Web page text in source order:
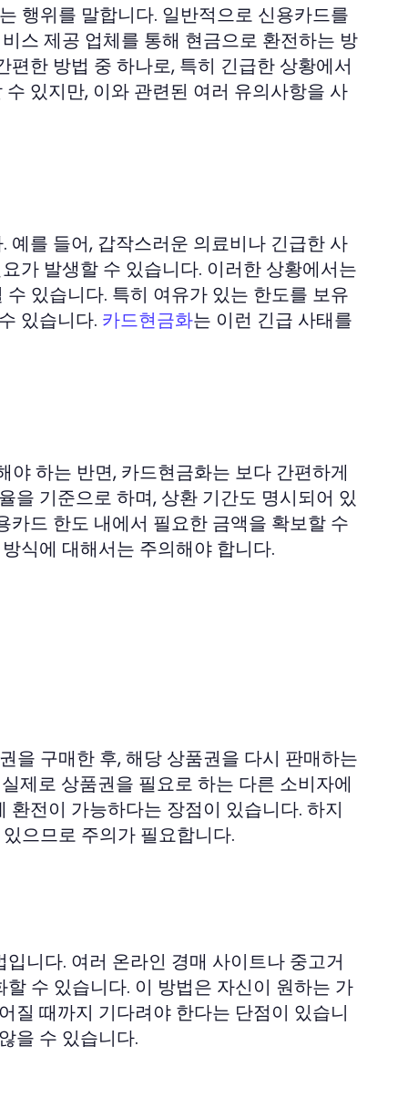
행위를 말합니다. 일반적으로 신용카드를
스 제공 업체를 통해 현금으로 환전하는 방
한 방법 중 하나로, 특히 긴급한 상황에서
있지만, 이와 관련된 여러 유의사항을 사
를 들어, 갑작스러운 의료비나 긴급한 사
가 발생할 수 있습니다. 이러한 상황에서는
있습니다. 특히 여유가 있는 한도를 보유
있습니다. 카드현금화는 이런 긴급 사태를
하는 반면, 카드현금화는 보다 간편하게
을 기준으로 하며, 상환 기간도 명시되어 있
드 한도 내에서 필요한 금액을 확보할 수
식에 대해서는 주의해야 합니다.
을 구매한 후, 해당 상품권을 다시 판매하는
제로 상품권을 필요로 하는 다른 소비자에
전이 가능하다는 장점이 있습니다. 하지
으므로 주의가 필요합니다.
니다. 여러 온라인 경매 사이트나 중고거
수 있습니다. 이 방법은 자신이 원하는 가
질 때까지 기다려야 한다는 단점이 있습니
을 수 있습니다.